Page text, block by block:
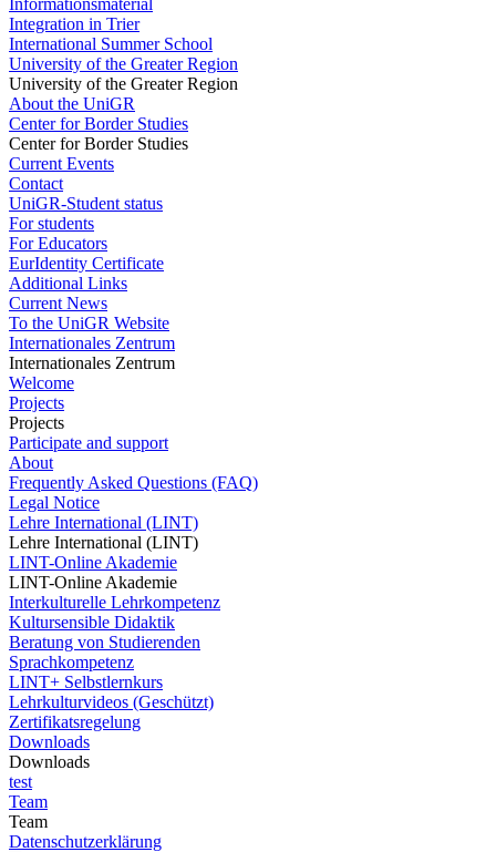
Informationsmaterial
Integration in Trier
International Summer School
University of the Greater Region
University of the Greater Region
About the UniGR
Center for Border Studies
Center for Border Studies
Current Events
Contact
UniGR-Student status
For students
For Educators
EurIdentity Certificate
Additional Links
Current News
To the UniGR Website
Internationales Zentrum
Internationales Zentrum
Welcome
Projects
Projects
Participate and support
About
Frequently Asked Questions (FAQ)
Legal Notice
Lehre International (LINT)
Lehre International (LINT)
LINT-Online Akademie
LINT-Online Akademie
Interkulturelle Lehrkompetenz
Kultursensible Didaktik
Beratung von Studierenden
Sprachkompetenz
LINT+ Selbstlernkurs
Lehrkulturvideos (Geschützt)
Zertifikatsregelung
Downloads
Downloads
test
Team
Team
Datenschutzerklärung